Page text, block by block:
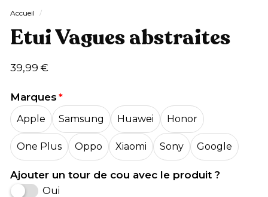
Accueil /
Etui Vagues abstraites
Prix
39,99 €39,99
Marques
Apple Samsung Huawei Honor
One Plus Oppo Xiaomi Sony Google
Ajouter un tour de cou avec le produit ?
Oui